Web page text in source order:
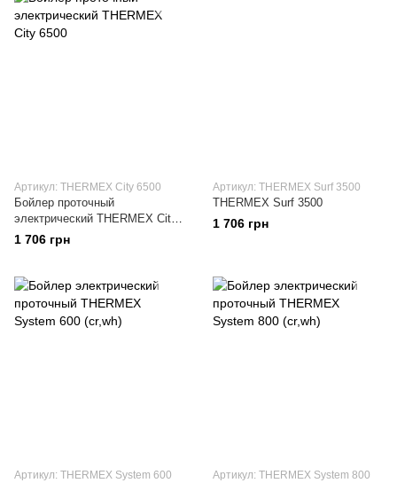
Артикул: THERMEX City 6500
Бойлер проточный
электрический THERMEX City
6500
1 706 грн
Артикул: THERMEX Surf 3500
THERMEX Surf 3500
1 706 грн
Артикул: THERMEX System 600
Артикул: THERMEX System 800